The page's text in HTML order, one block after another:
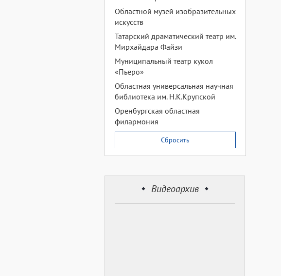
Областной музей изобразительных
искусств
Татарский драматический театр им.
Мирхайдара Файзи
Муниципальный театр кукол
«Пьеро»
Областная универсальная научная
библиотека им. Н.К.Крупской
Оренбургская областная
филармония
Сбросить
Видеоархив